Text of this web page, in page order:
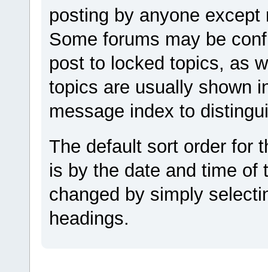
posting by anyone
Some forums may be
post to locked topics, as
topics are usually shown
message index to
The default sort order for
is by the date and time of
changed by simply
headings.